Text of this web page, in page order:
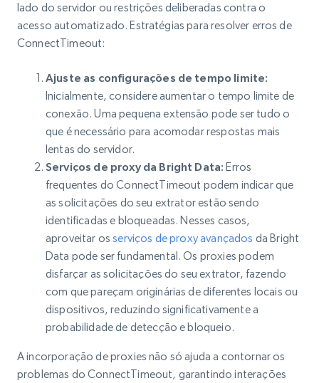
lado do servidor ou restrições deliberadas contra o
acesso automatizado. Estratégias para resolver erros de
ConnectTimeout:
Ajuste as configurações de tempo limite:
Inicialmente, considere aumentar o tempo limite de
conexão. Uma pequena extensão pode ser tudo o
que é necessário para acomodar respostas mais
lentas do servidor.
Serviços de proxy da Bright Data: Erros
frequentes do ConnectTimeout podem indicar que
as solicitações do seu extrator estão sendo
identificadas e bloqueadas. Nesses casos,
aproveitar osserviços de proxy avançados da Bright
Data pode ser fundamental. Os proxies podem
disfarçar as solicitações do seu extrator, fazendo
com que pareçam originárias de diferentes locais ou
dispositivos, reduzindo significativamente a
probabilidade de detecção e bloqueio.
A incorporação de proxies não só ajuda a contornar os
problemas do ConnectTimeout, garantindo interações